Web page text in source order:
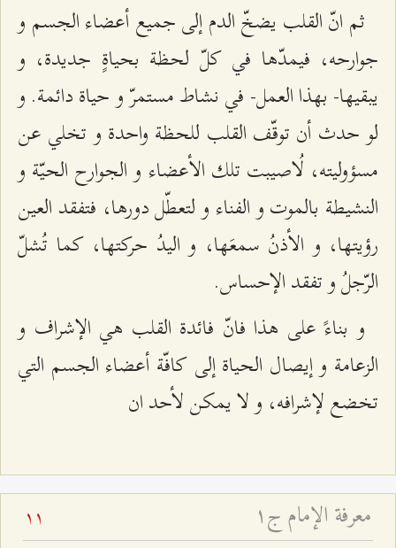
ثم انّ القلب يضخّ الدم إلى جميع أعضاء الجسم و
جوارحه، فيمدّها في كلّ لحظة بحياةٍ جديدة، و
يبقيها- بهذا العمل- في نشاط مستمرّ و حياة دائمة. و
لو حدث أن توقّف القلب للحظة واحدة و تخلي عن
مسؤوليته، لُاصيبت تلك الأعضاء و الجوارح الحيّة و
النشيطة بالموت و الفناء و لتعطّل دورها، فتفقد العين
رؤيتها، و الأذنُ سمعَها، و اليدُ حركتها، كما تُشلّ
الرّجلُ و تفقد الإحساس.
و بناءً على هذا فانّ فائدة القلب هي الإشراف و
الزعامة و إيصال الحياة إلى كافّة أعضاء الجسم التي
تخضع لإشرافه، و لا يمكن لأحد ان‌
معرفة الإمام ج۱ 11